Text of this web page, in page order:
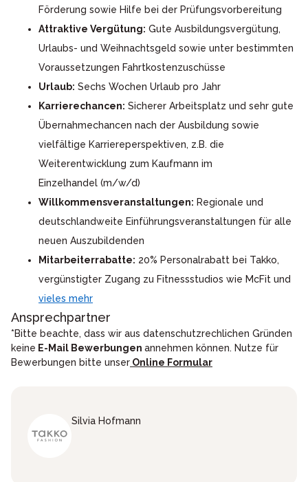
Förderung sowie Hilfe bei der Prüfungsvorbereitung
Attraktive Vergütung: Gute Ausbildungsvergütung,
Urlaubs- und Weihnachtsgeld sowie unter bestimmten
Voraussetzungen Fahrtkostenzuschüsse
Urlaub: Sechs Wochen Urlaub pro Jahr
Karrierechancen: Sicherer Arbeitsplatz und sehr gute
Übernahmechancen nach der Ausbildung sowie
vielfältige Karriereperspektiven, z.B. die
Weiterentwicklung zum Kaufmann im
Einzelhandel (m/w/d)
Willkommensveranstaltungen: Regionale und
deutschlandweite Einführungsveranstaltungen für alle
neuen Auszubildenden
Mitarbeiterrabatte: 20% Personalrabatt bei Takko,
vergünstigter Zugang zu Fitnessstudios wie McFit und
vieles mehr
Ansprechpartner
*Bitte beachte, dass wir aus datenschutzrechlichen Gründen
keine E-Mail Bewerbungen annehmen können. Nutze für
Bewerbungen bitte unser Online Formular
Silvia Hofmann